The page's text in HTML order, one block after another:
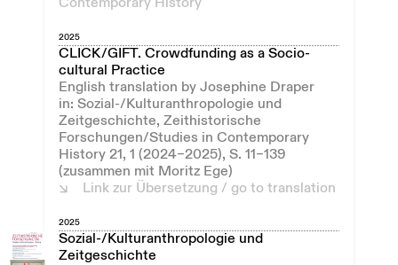
Contemporary History
2025
CLICK/GIFT. Crowdfunding as a Socio-
cultural Practice
English translation by Josephine Draper
in: Sozial-/Kulturanthropologie und
Zeitgeschichte, Zeithistorische
Forschungen/Studies in Contemporary
History 21, 1 (2024–2025), S. 11–139
(zusammen mit Moritz Ege)
Link zur Übersetzung / go to translation
2025
Sozial-/Kulturanthropologie und
Zeitgeschichte